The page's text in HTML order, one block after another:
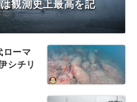
観測史上最高を記
ローマ
シチリ